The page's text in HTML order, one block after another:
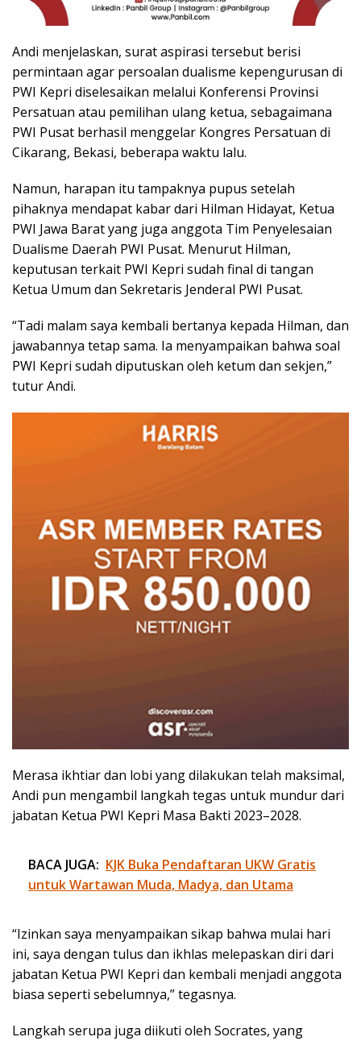
Andi menjelaskan, surat aspirasi tersebut berisi
permintaan agar persoalan dualisme kepengurusan di
PWI Kepri diselesaikan melalui Konferensi Provinsi
Persatuan atau pemilihan ulang ketua, sebagaimana
PWI Pusat berhasil menggelar Kongres Persatuan di
Cikarang, Bekasi, beberapa waktu lalu.
Namun, harapan itu tampaknya pupus setelah
pihaknya mendapat kabar dari Hilman Hidayat, Ketua
PWI Jawa Barat yang juga anggota Tim Penyelesaian
Dualisme Daerah PWI Pusat. Menurut Hilman,
keputusan terkait PWI Kepri sudah final di tangan
Ketua Umum dan Sekretaris Jenderal PWI Pusat.
“Tadi malam saya kembali bertanya kepada Hilman, dan
jawabannya tetap sama. Ia menyampaikan bahwa soal
PWI Kepri sudah diputuskan oleh ketum dan sekjen,”
tutur Andi.
Merasa ikhtiar dan lobi yang dilakukan telah maksimal,
Andi pun mengambil langkah tegas untuk mundur dari
jabatan Ketua PWI Kepri Masa Bakti 2023–2028.
BACA JUGA: KJK Buka Pendaftaran UKW Gratis
untuk Wartawan Muda, Madya, dan Utama
“Izinkan saya menyampaikan sikap bahwa mulai hari
ini, saya dengan tulus dan ikhlas melepaskan diri dari
jabatan Ketua PWI Kepri dan kembali menjadi anggota
biasa seperti sebelumnya,” tegasnya.
Langkah serupa juga diikuti oleh Socrates, yang